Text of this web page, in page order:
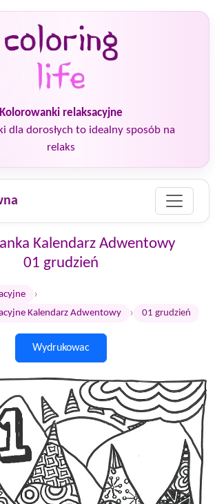
Kolorowanki relaksacyjne
dla dorosłych to idealny sposób na
relaks
Kalendarz Adwentowy
01 grudzień
›
Kalendarz Adwentowy › 01 grudzień
Wydrukowac